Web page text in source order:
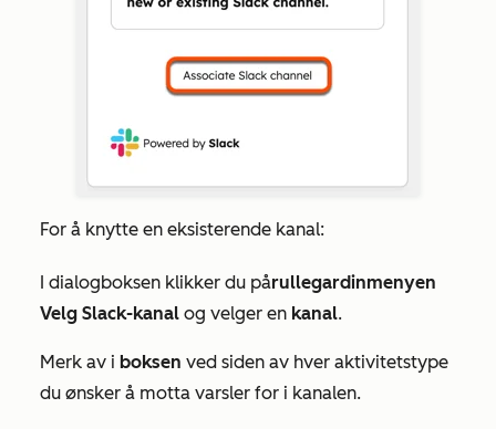
For å knytte en eksisterende kanal:
I dialogboksen klikker du pårullegardinmenyen
Velg Slack-kanal og velger en kanal.
Merk av i boksen ved siden av hver aktivitetstype
du ønsker å motta varsler for i kanalen.